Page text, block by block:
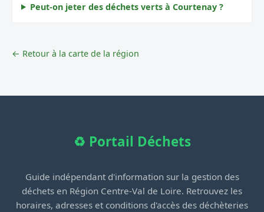
Peut-on jeter des déchets verts à Courtenay ?
← Retour à la carte de la région
♻️ Portail Déchets
Guide indépendant d'information sur la gestion des
déchets en Région Centre-Val de Loire. Retrouvez les
horaires, adresses et conditions d'accès des déchèteries